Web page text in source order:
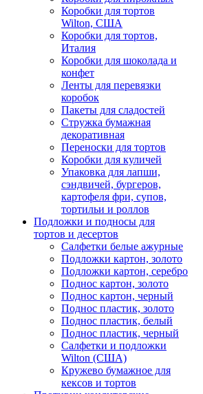
Коробки для тортов
Wilton, США
Коробки для тортов,
Италия
Коробки для шоколада и
конфет
Ленты для перевязки
коробок
Пакеты для сладостей
Стружка бумажная
декоративная
Переноски для тортов
Коробки для куличей
Упаковка для лапши,
сэндвичей, бургеров,
картофеля фри, супов,
тортильи и роллов
Подложки и подносы для
тортов и десертов
Салфетки белые ажурные
Подложки картон, золото
Подложки картон, серебро
Поднос картон, золото
Поднос картон, черный
Поднос пластик, золото
Поднос пластик, белый
Поднос пластик, черный
Салфетки и подложки
Wilton (США)
Кружево бумажное для
кексов и тортов